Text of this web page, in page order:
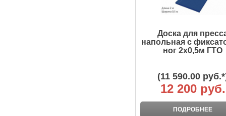
Доска для
напольная с
ног 2х0,5м ГТО
(11 590.00
12 200 руб.
ПОДРОБНЕЕ